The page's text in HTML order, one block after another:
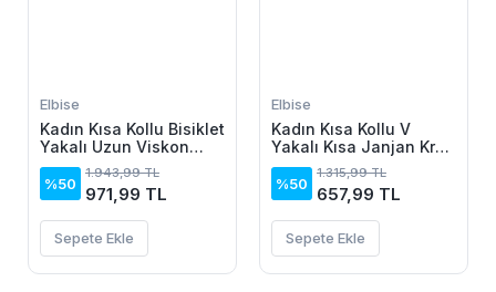
Elbise
Kadın Kısa Kollu Bisiklet
Yakalı Uzun Viskon
Elbise
%50
1.943,99 TL
971,99 TL
Sepete Ekle
Elbise
Kadın Kısa Kollu V
Yakalı Kısa Janjan Krep
Elbise
%50
1.315,99 TL
657,99 TL
Sepete Ekle